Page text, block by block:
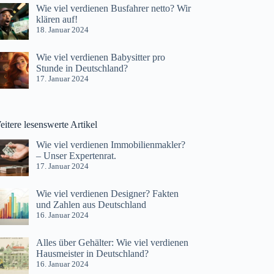
Wie viel verdienen Busfahrer netto? Wir
klären auf!
18. Januar 2024
Wie viel verdienen Babysitter pro
Stunde in Deutschland?
17. Januar 2024
lesenswerte Artikel
Wie viel verdienen Immobilienmakler?
– Unser Expertenrat.
17. Januar 2024
Wie viel verdienen Designer? Fakten
und Zahlen aus Deutschland
16. Januar 2024
Alles über Gehälter: Wie viel verdienen
Hausmeister in Deutschland?
16. Januar 2024